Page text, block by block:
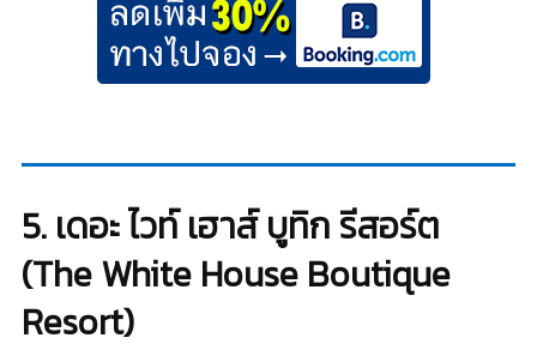
5. เดอะ ไวท์ เฮาส์ บูทิก รีสอร์ต
(The White House Boutique
Resort)